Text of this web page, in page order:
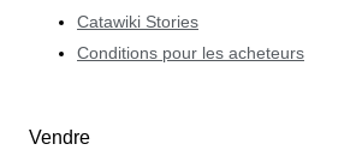
Catawiki Stories
Conditions pour les acheteurs
Vendre